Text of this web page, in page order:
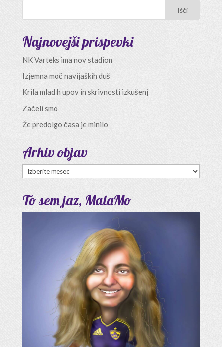
Najnovejši prispevki
NK Varteks ima nov stadion
Izjemna moč navijaških duš
Krila mladih upov in skrivnosti izkušenj
Začeli smo
Že predolgo časa je minilo
Arhiv objav
Arhiv
To sem jaz, MalaMo